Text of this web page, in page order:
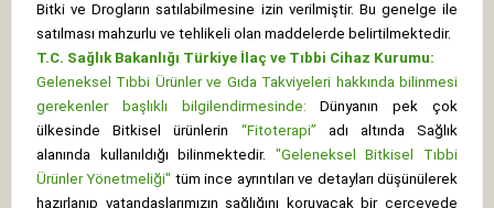
Bitki ve Drogların satılabilmesine izin verilmiştir. Bu genelge ile
satılması mahzurlu ve tehlikeli olan maddelerde belirtilmektedir.
T.C. Sağlık Bakanlığı Türkiye İlaç ve Tıbbi Cihaz Kurumu:
Geleneksel Tıbbi Ürünler ve Gıda Takviyeleri hakkında bilinmesi
gerekenler başlıklı bilgilendirmesinde:
Dünyanın pek çok
ülkesinde Bitkisel ürünlerin “Fitoterapi” adı altında Sağlık
alanında kullanıldığı bilinmektedir. "Geleneksel Bitkisel Tıbbi
Ürünler Yönetmeliği" tüm ince ayrıntıları ve detayları düşünülerek
hazırlanıp vatandaşlarımızın sağlığını koruyacak bir çerçevede